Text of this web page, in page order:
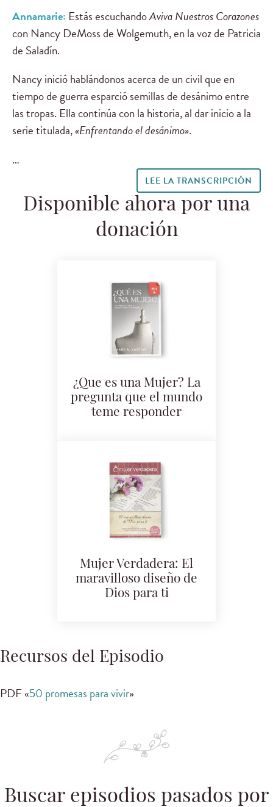
Annamarie: Estás escuchandoAviva Nuestros Corazones
con Nancy DeMoss de Wolgemuth, en la voz de Patricia
de Saladín.
Nancy inició hablándonos acerca de un civil que en
tiempo de guerra esparció semillas de desánimo entre
las tropas. Ella continúa con la historia, al dar inicio a la
serie titulada,«Enfrentando el desánimo».
…
LEE LA TRANSCRIPCIÓN
Disponible ahora por una
donación
¿Que es una Mujer? La
pregunta que el mundo
teme responder
Mujer Verdadera: El
maravilloso diseño de
Dios para ti
Recursos del Episodio
PDF «50 promesas para vivir»
Buscar episodios pasados por